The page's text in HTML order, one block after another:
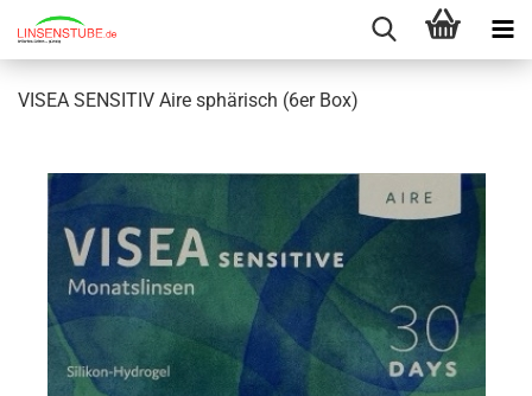
VISEA SENSITIV Aire sphärisch (6er Box)